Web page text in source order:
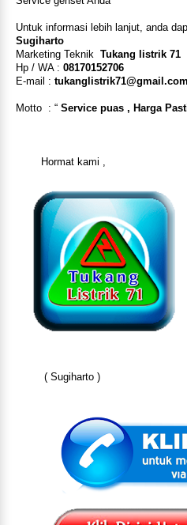
Untuk informasi lebih lanjut, anda
Sugiharto
Marketing Teknik Tukang listrik 71
Hp / WA : 08170152706
E-mail : tukanglistrik71@gmail.com
Motto : “ Service puas , Harga
Hormat kami ,
( Sugiharto )